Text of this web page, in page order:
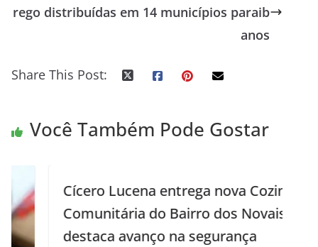
rego distribuídas em 14 municípios paraib
anos
Share This Post:
Você Também Pode Gostar
Cícero Lucena entrega nova Cozinha
Comunitária do Bairro dos Novais e
destaca avanço na segurança